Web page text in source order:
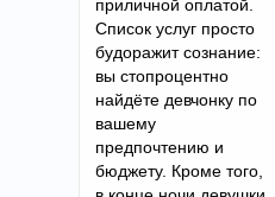
приличной оплатой.
Список услуг просто
будоражит сознание:
вы стопроцентно
найдёте девчонку по
вашему
предпочтению и
бюджету. Кроме того,